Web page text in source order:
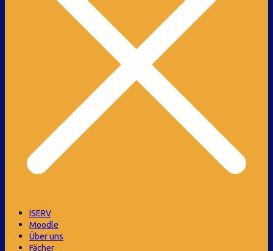
ISERV
Moodle
Über uns
Fächer